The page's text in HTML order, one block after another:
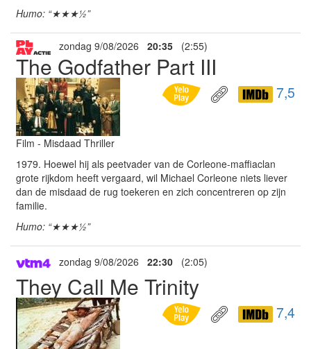
Humo: “★★★½”
zondag 9/08/2026 20:35 (2:55)
The Godfather Part III
7,5
Film - Misdaad Thriller
1979. Hoewel hij als peetvader van de Corleone-maffiaclan
grote rijkdom heeft vergaard, wil Michael Corleone niets liever
dan de misdaad de rug toekeren en zich concentreren op zijn
familie.
Humo: “★★★½”
zondag 9/08/2026 22:30 (2:05)
They Call Me Trinity
7,4